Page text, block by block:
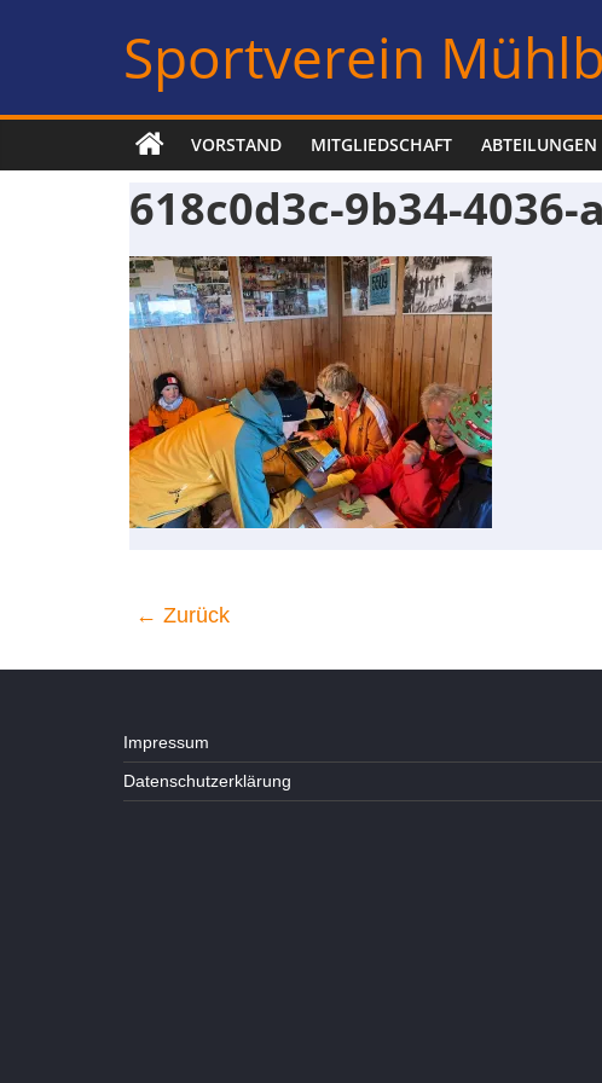
Sportverein
VORSTAND MITGLIEDSCHAFT ABTEILUNGEN
618c0d3c-9b34-4036-
← Zurück
Impressum
Datenschutzerklärung